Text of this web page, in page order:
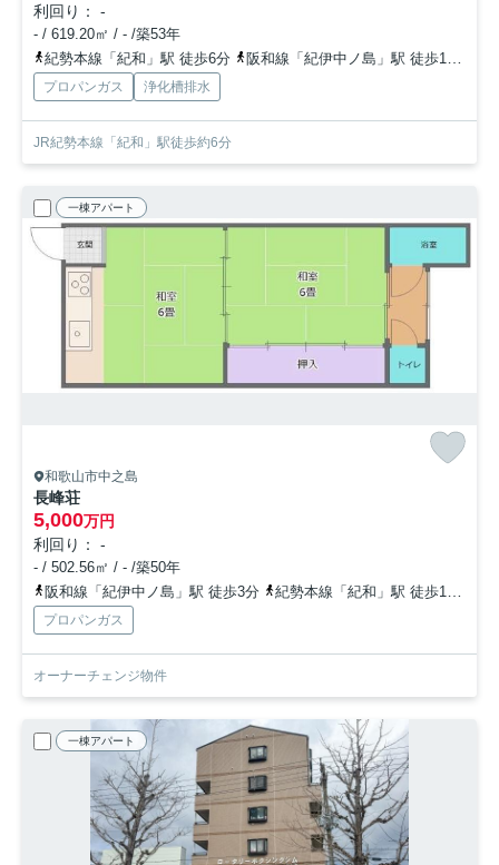
利回り： -
- / 619.20㎡ / - /築53年
紀勢本線「紀和」駅 徒歩6分
阪和線「紀伊中ノ島」駅 徒歩14分
プロパンガス 浄化槽排水
JR紀勢本線「紀和」駅徒歩約6分
一棟アパート
和歌山市中之島
長峰荘
5,000万円
利回り： -
- / 502.56㎡ / - /築50年
阪和線「紀伊中ノ島」駅 徒歩3分
紀勢本線「紀和」駅 徒歩13分
プロパンガス
オーナーチェンジ物件
一棟アパート